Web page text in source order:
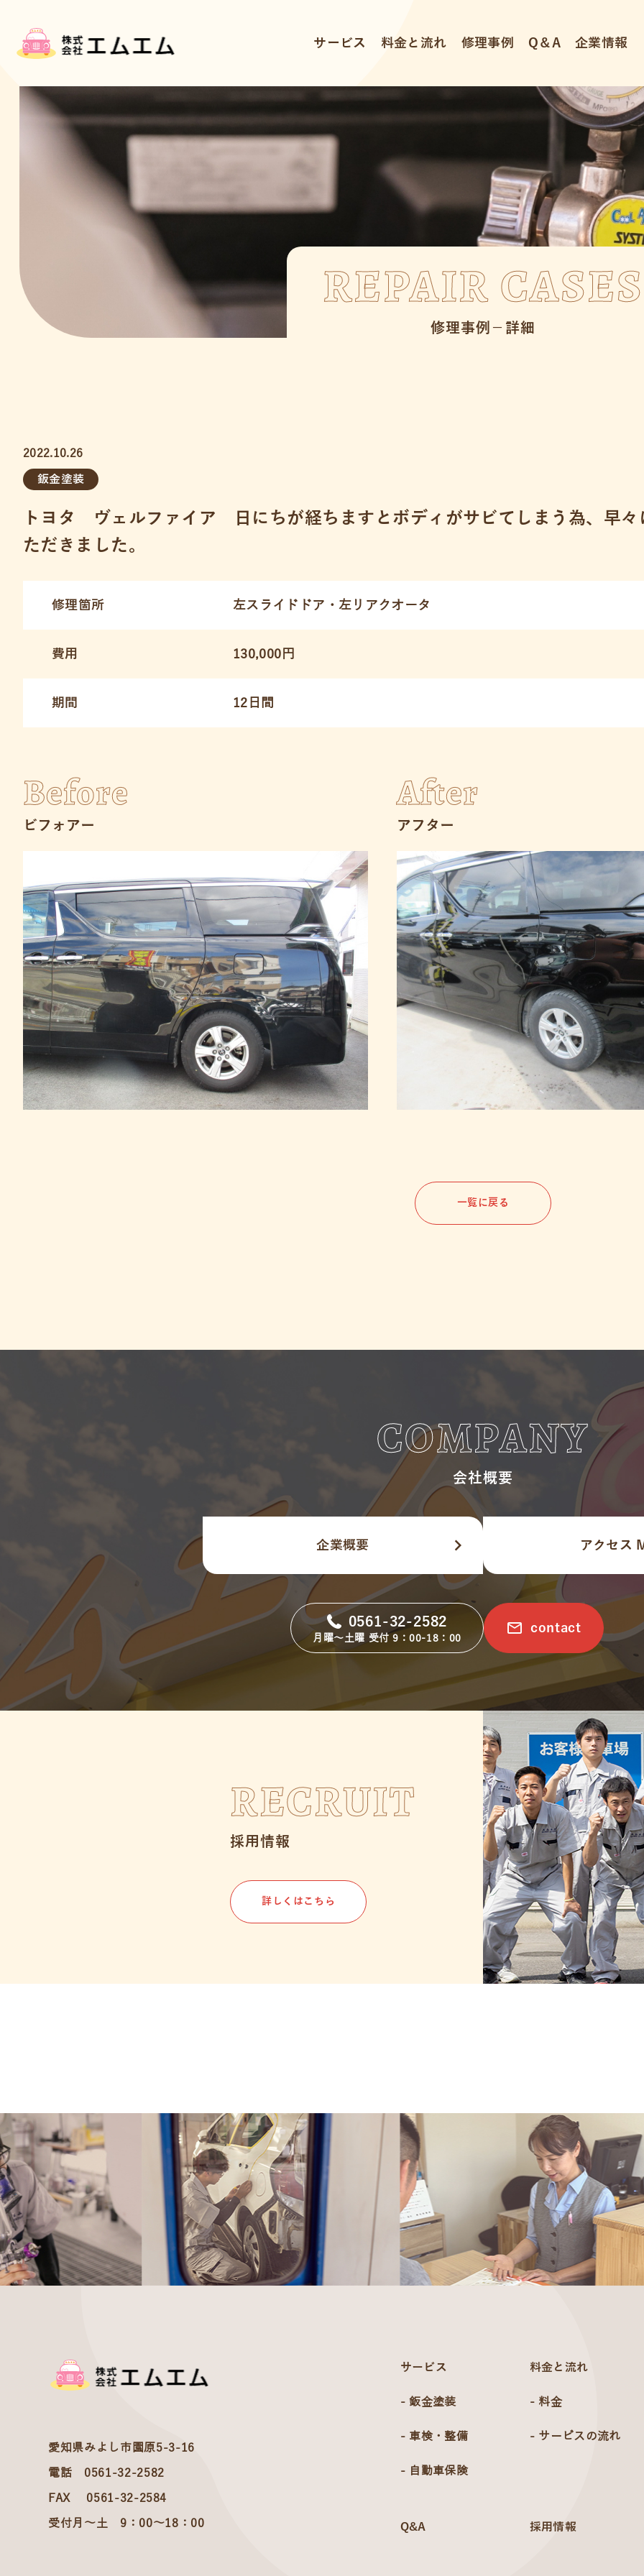
サービス 料金と流れ 修理事例 Q＆A 企業情報
REPAIR CASES
修理事例－詳細
2022.10.26
鈑金塗装
トヨタ ヴェルファイア 日にちが経ちますとボディがサビてしまう為、早々
ただきました。
修理箇所 左スライドドア・左リアクオータ
費用 130,000円
期間 12日間
Before
ビフォアー
After
アフター
一覧に戻る
COMPANY
会社概要
企業概要 navigate_next アクセス
0561-32-2582
月曜～土曜 受付 9：00-18：00
email contact
RECRUIT
採用情報
詳しくはこちら
愛知県みよし市園原5-3-16
電話 0561-32-2582
FAX 0561-32-2584
受付月～土 9：00～18：00
サービス
- 鈑金塗装
- 車検・整備
- 自動車保険
料金と流れ
- 料金
- サービスの流れ
Q&A 採用情報